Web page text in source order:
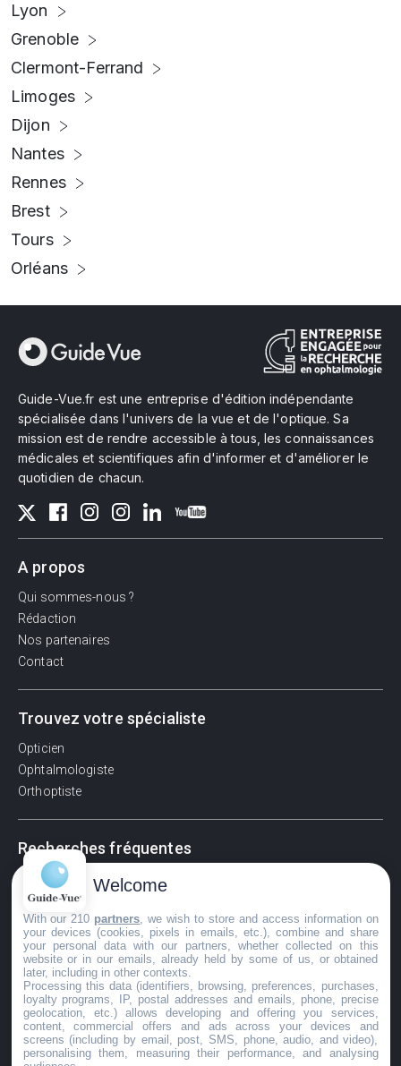
Lyon
Grenoble
Clermont-Ferrand
Limoges
Dijon
Nantes
Rennes
Brest
Tours
Orléans
Guide-Vue.fr est une entreprise d'édition indépendante
spécialisée dans l'univers de la vue et de l'optique. Sa
mission est de rendre accessible à tous, les connaissances
médicales et scientifiques afin d'informer et d'améliorer le
quotidien de chacun.
A propos
Qui sommes-nous ?
Rédaction
Nos partenaires
Contact
Trouvez votre spécialiste
Opticien
Ophtalmologiste
Orthoptiste
Recherches fréquentes
Pathologies adultes
Signes d'une urgence ophtalmologique
La vision
Acuité visuelle
Myosis / mydriase
Œdème oculaire
©GuideVue2024
Welcome
With our 210 partners , we wish to store and access information on
your devices (cookies, pixels in emails, etc.), combine and share
your personal data with our partners, whether collected on this
website or in our emails, already held by some of us, or obtained
later, including in other contexts.
Processing this data (identifiers, browsing, preferences, purchases,
loyalty programs, IP, postal addresses and emails, phone, precise
geolocation, etc.) allows developing and offering you services,
content, commercial offers and ads across your devices and
screens (including by email, post, SMS, phone, audio, and video),
personalising them, measuring their performance, and analysing